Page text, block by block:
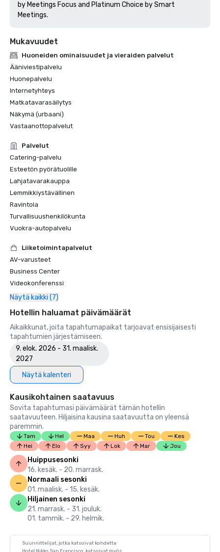
by Meetings Focus and Platinum Choice by Smart
Meetings.
Mukavuudet
Huoneiden ominaisuudet ja vieraiden palvelut
Ääniviestipalvelu
Huonepalvelu
Internetyhteys
Matkatavarasäilytys
Näkymä (urbaani)
Vastaanottopalvelut
Palvelut
Catering-palvelu
Esteetön pyörätuolille
Lahjatavarakauppa
Lemmikkiystävällinen
Ravintola
Turvallisuushenkilökunta
Vuokra-autopalvelu
Liiketoimintapalvelut
AV-varusteet
Business Center
Videokonferenssi
Näytä kaikki (7)
Hotellin haluamat päivämäärät
Aikaikkunat, joita tapahtumapaikat tarjoavat ensisijaisesti
tapahtumien järjestämiseen.
9. elok. 2026 - 31. maalisk.
2027
Näytä kalenteri
Kausikohtainen saatavuus
Sovita tapahtumasi päivämäärät tämän hotellin
saatavuuteen. Hiljaisina kausina saatavuutta on yleensä
paremmin.
Tam Hel Maa Huh Tou
Kes
Hei
Elo Syy Lok Mar Jou
Huippusesonki
16. kesäk. - 20. marrask.
Normaali sesonki
01. maalisk. - 15. kesäk.
Hiljainen sesonki
21. marrask. - 31. jouluk.
01. tammik. - 29. helmik.
Suunnittelijat, jotka katsoivat kohdetta